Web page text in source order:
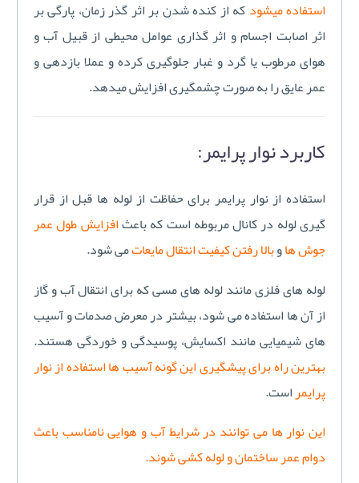
استفاده میشودکه از کنده شدن بر اثر گذر زمان، پارگی بر
اثر اصابت اجسام و اثر گذاری عوامل محیطی از قبیل آب و
هوای مرطوب یا گرد و غبار جلوگیری کرده و عملا بازدهی و
عمر عایق را به صورت چشمگیری افزایش میدهد.
کاربرد نوار پرایمر:
استفاده از نوار پرايمر برای حفاظت از لوله ها قبل از قرار
گیری لوله در کانال مربوطه است که باعثافزایش طول عمر
جوش هاوبالا رفتن کیفیت انتقال مایعاتمی شود.
لوله های فلزی مانند لوله های مسی که برای انتقال آب و گاز
از آن ها استفاده می شود، بیشتر در معرض صدمات و آسيب
های شیمیایی مانند اکسایش، پوسیدگی و خوردگی هستند.
بهترین راه برای پیشگیری این گونه آسیب ها استفاده از نوار
پرایمراست.
این نوار ها می توانند در شرایط آب و هوایی نامناسب باعث
دوام عمر ساختمان و لوله کشی شوند.